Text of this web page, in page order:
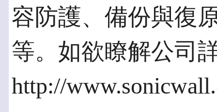
容防護、備份與復
等。如欲瞭解公司
http://